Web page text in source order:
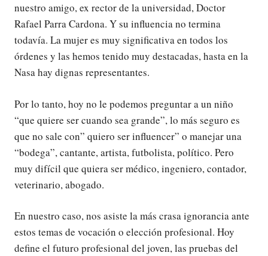
nuestro amigo, ex rector de la universidad, Doctor
Rafael Parra Cardona. Y su influencia no termina
todavía. La mujer es muy significativa en todos los
órdenes y las hemos tenido muy destacadas, hasta en la
Nasa hay dignas representantes.
Por lo tanto, hoy no le podemos preguntar a un niño
“que quiere ser cuando sea grande”, lo más seguro es
que no sale con” quiero ser influencer” o manejar una
“bodega”, cantante, artista, futbolista, político. Pero
muy difícil que quiera ser médico, ingeniero, contador,
veterinario, abogado.
En nuestro caso, nos asiste la más crasa ignorancia ante
estos temas de vocación o elección profesional. Hoy
define el futuro profesional del joven, las pruebas del